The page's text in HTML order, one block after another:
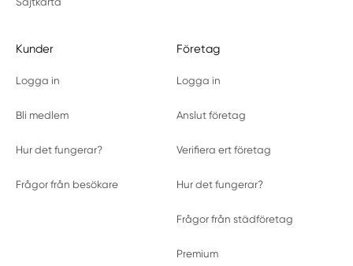
Kunder
Logga in
Bli medlem
Hur det fungerar?
Frågor från besökare
Företag
Logga in
Anslut företag
Verifiera ert företag
Hur det fungerar?
Frågor från städföretag
Premium